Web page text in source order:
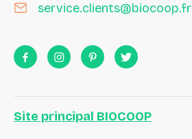
service.clients@biocoop.fr
Site principal BIOCOOP